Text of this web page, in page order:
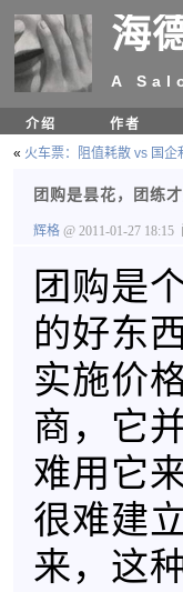
海
A
介绍 作者
« 火车票：阻值耗散 vs 国企
团购是昙花，团练
辉格 @ 2011-01-27 18:15
团购是
的好东
实施价
商，它
难用它
很难建
来，这